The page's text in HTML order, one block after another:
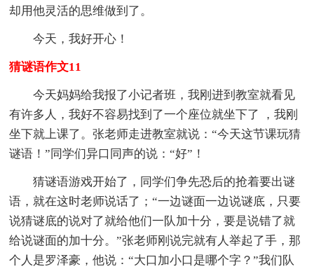
却用他灵活的思维做到了。
今天，我好开心！
猜谜语作文11
今天妈妈给我报了小记者班，我刚进到教室就看见
有许多人，我好不容易找到了一个座位就坐下了 ，我刚
坐下就上课了。张老师走进教室就说：“今天这节课玩猜
谜语！”同学们异口同声的说：“好”！
猜谜语游戏开始了，同学们争先恐后的抢着要出谜
语，就在这时老师说话了；“一边谜面一边说谜底，只要
说猜谜底的说对了就给他们一队加十分，要是说错了就
给说谜面的加十分。”张老师刚说完就有人举起了手，那
个人是罗泽豪，他说：“大口加小口是哪个字？”我们队